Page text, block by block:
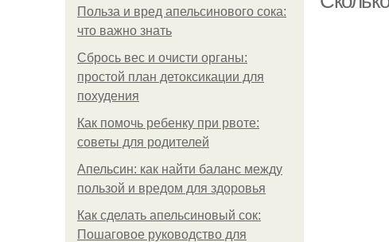
Польза и вред апельсинового сока:
что важно знать
Сбрось вес и очисти органы:
простой план детоксикации для
похудения
Как помочь ребенку при рвоте:
советы для родителей
Апельсин: как найти баланс между
пользой и вредом для здоровья
Как сделать апельсиновый сок:
Пошаговое руководство для